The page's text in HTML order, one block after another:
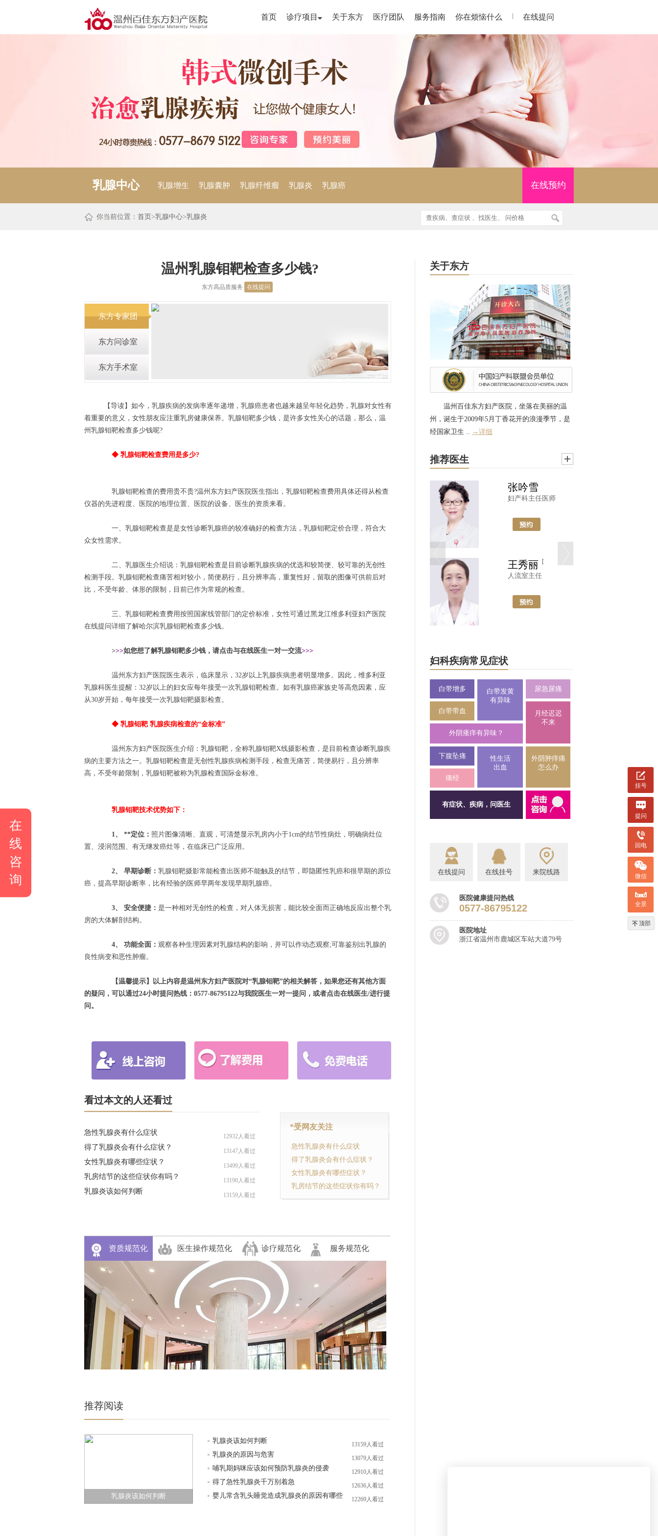
首页 诊疗项目 关于东方 医疗团队 服务指南 你在烦恼什么 在线提问
乳腺中心 乳腺增生 乳腺囊肿 乳腺纤维瘤 乳腺炎 乳腺癌 在线预约
你当前位置： 首页 >乳腺中心>乳腺炎
温州乳腺钼靶检查多少钱?
东方高品质服务 在线提问
东方专家团
东方问诊室
东方手术室
【导读】如今，乳腺疾病的发病率逐年递增，乳腺癌患者也越来越呈年轻化趋势，乳腺对女性有
着重要的意义，女性朋友应注重乳房健康保养。乳腺钼靶多少钱，是许多女性关心的话题，那么，温
州乳腺钼靶检查多少钱呢?
◆ 乳腺钼靶检查费用是多少?
乳腺钼靶检查的费用贵不贵?温州东方妇产医院医生指出，乳腺钼靶检查费用具体还得从检查
仪器的先进程度、医院的地理位置、医院的设备、医生的资质来看。
一、乳腺钼靶检查是是女性诊断乳腺癌的较准确好的检查方法，乳腺钼靶定价合理，符合大
众女性需求。
二、乳腺医生介绍说：乳腺钼靶检查是目前诊断乳腺疾病的优选和较简便、较可靠的无创性
检测手段。乳腺钼靶检查痛苦相对较小，简便易行，且分辨率高，重复性好，留取的图像可供前后对
比，不受年龄、体形的限制，目前已作为常规的检查。
三、乳腺钼靶检查费用按照国家线管部门的定价标准，女性可通过黑龙江维多利亚妇产医院
在线提问详细了解哈尔滨乳腺钼靶检查多少钱。
>>>如您想了解乳腺钼靶多少钱，请点击与在线医生一对一交流>>>
温州东方妇产医院医生表示，临床显示，32岁以上乳腺疾病患者明显增多。因此，维多利亚
乳腺科医生提醒：32岁以上的妇女应每年接受一次乳腺钼靶检查。如有乳腺癌家族史等高危因素，应
从30岁开始，每年接受一次乳腺钼靶摄影检查。
◆ 乳腺钼靶 乳腺疾病检查的“金标准”
温州东方妇产医院医生介绍：乳腺钼靶，全称乳腺钼靶X线摄影检查，是目前检查诊断乳腺疾
病的主要方法之一。乳腺钼靶检查是无创性乳腺疾病检测手段，检查无痛苦，简便易行，且分辨率
高，不受年龄限制，乳腺钼靶被称为乳腺检查国际金标准。
乳腺钼靶技术优势如下：
1、 **定位： 照片图像清晰、直观，可清楚显示乳房内小于1cm的结节性病灶，明确病灶位
置、浸润范围、有无继发癌灶等，在临床已广泛应用。
2、 早期诊断： 乳腺钼靶摄影常能检查出医师不能触及的结节，即隐匿性乳癌和很早期的原位
癌，提高早期诊断率，比有经验的医师早两年发现早期乳腺癌。
3、 安全便捷： 是一种相对无创性的检查，对人体无损害，能比较全面而正确地反应出整个乳
房的大体解剖结构。
4、 功能全面： 观察各种生理因素对乳腺结构的影响，并可以作动态观察;可靠鉴别出乳腺的
良性病变和恶性肿瘤。
【温馨提示】以上内容是温州东方妇产医院对“乳腺钼靶”的相关解答，如果您还有其他方面
的疑问，可以通过24小时提问热线：0577-86795122与我院医生一对一提问，或者点击在线医生/进行提
问。
看过本文的人还看过
急性乳腺炎有什么症状 12932人看过
得了乳腺炎会有什么症状？ 13147人看过
女性乳腺炎有哪些症状？ 13499人看过
乳房结节的这些症状你有吗？ 13190人看过
乳腺炎该如何判断 13159人看过
*受网友关注
急性乳腺炎有什么症状
得了乳腺炎会有什么症状？
女性乳腺炎有哪些症状？
乳房结节的这些症状你有吗？
资质规范化 医生操作规范化 诊疗规范化 服务规范化
推荐阅读
乳腺炎该如何判断
乳腺炎该如何判断 13159人看过
乳腺炎的原因与危害 13079人看过
哺乳期妈咪应该如何预防乳腺炎的侵袭 12910人看过
得了急性乳腺炎千万别着急 12636人看过
婴儿常含乳头睡觉造成乳腺炎的原因有哪些 12269人看过
关于东方
温州百佳东方妇产医院，坐落在美丽的温
州，诞生于2009年5月丁香花开的浪漫季节，是
经国家卫生 .. →详细
推荐医生
张吟雪
妇产科主任医师
[
王秀丽
人流室主任
妇科疾病常见症状
白带增多
白带发黄
有异味
白带带血
外阴瘙痒有异味？
下腹坠痛
性生活
出血
痛经
有症状、疾病，问医生
尿急尿痛
月经迟迟
不来
外阴肿痒痛
怎么办
在线提问 在线挂号 来院线路
医院健康提问热线
0577-86795122
医院地址
浙江省温州市鹿城区车站大道79号
挂号
提问
回电
微信
全景
顶部
在
线
咨
询